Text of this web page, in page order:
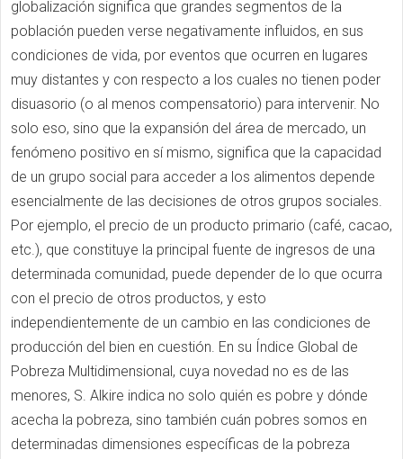
globalización significa que grandes segmentos de la
población pueden verse negativamente influidos, en sus
condiciones de vida, por eventos que ocurren en lugares
muy distantes y con respecto a los cuales no tienen poder
disuasorio (o al menos compensatorio) para intervenir. No
solo eso, sino que la expansión del área de mercado, un
fenómeno positivo en sí mismo, significa que la capacidad
de un grupo social para acceder a los alimentos depende
esencialmente de las decisiones de otros grupos sociales.
Por ejemplo, el precio de un producto primario (café, cacao,
etc.), que constituye la principal fuente de ingresos de una
determinada comunidad, puede depender de lo que ocurra
con el precio de otros productos, y esto
independientemente de un cambio en las condiciones de
producción del bien en cuestión. En su Índice Global de
Pobreza Multidimensional, cuya novedad no es de las
menores, S. Alkire indica no solo quién es pobre y dónde
acecha la pobreza, sino también cuán pobres somos en
determinadas dimensiones específicas de la pobreza